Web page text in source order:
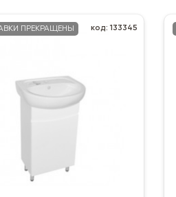
ПРЕКРАЩЕНЫ код: 133345